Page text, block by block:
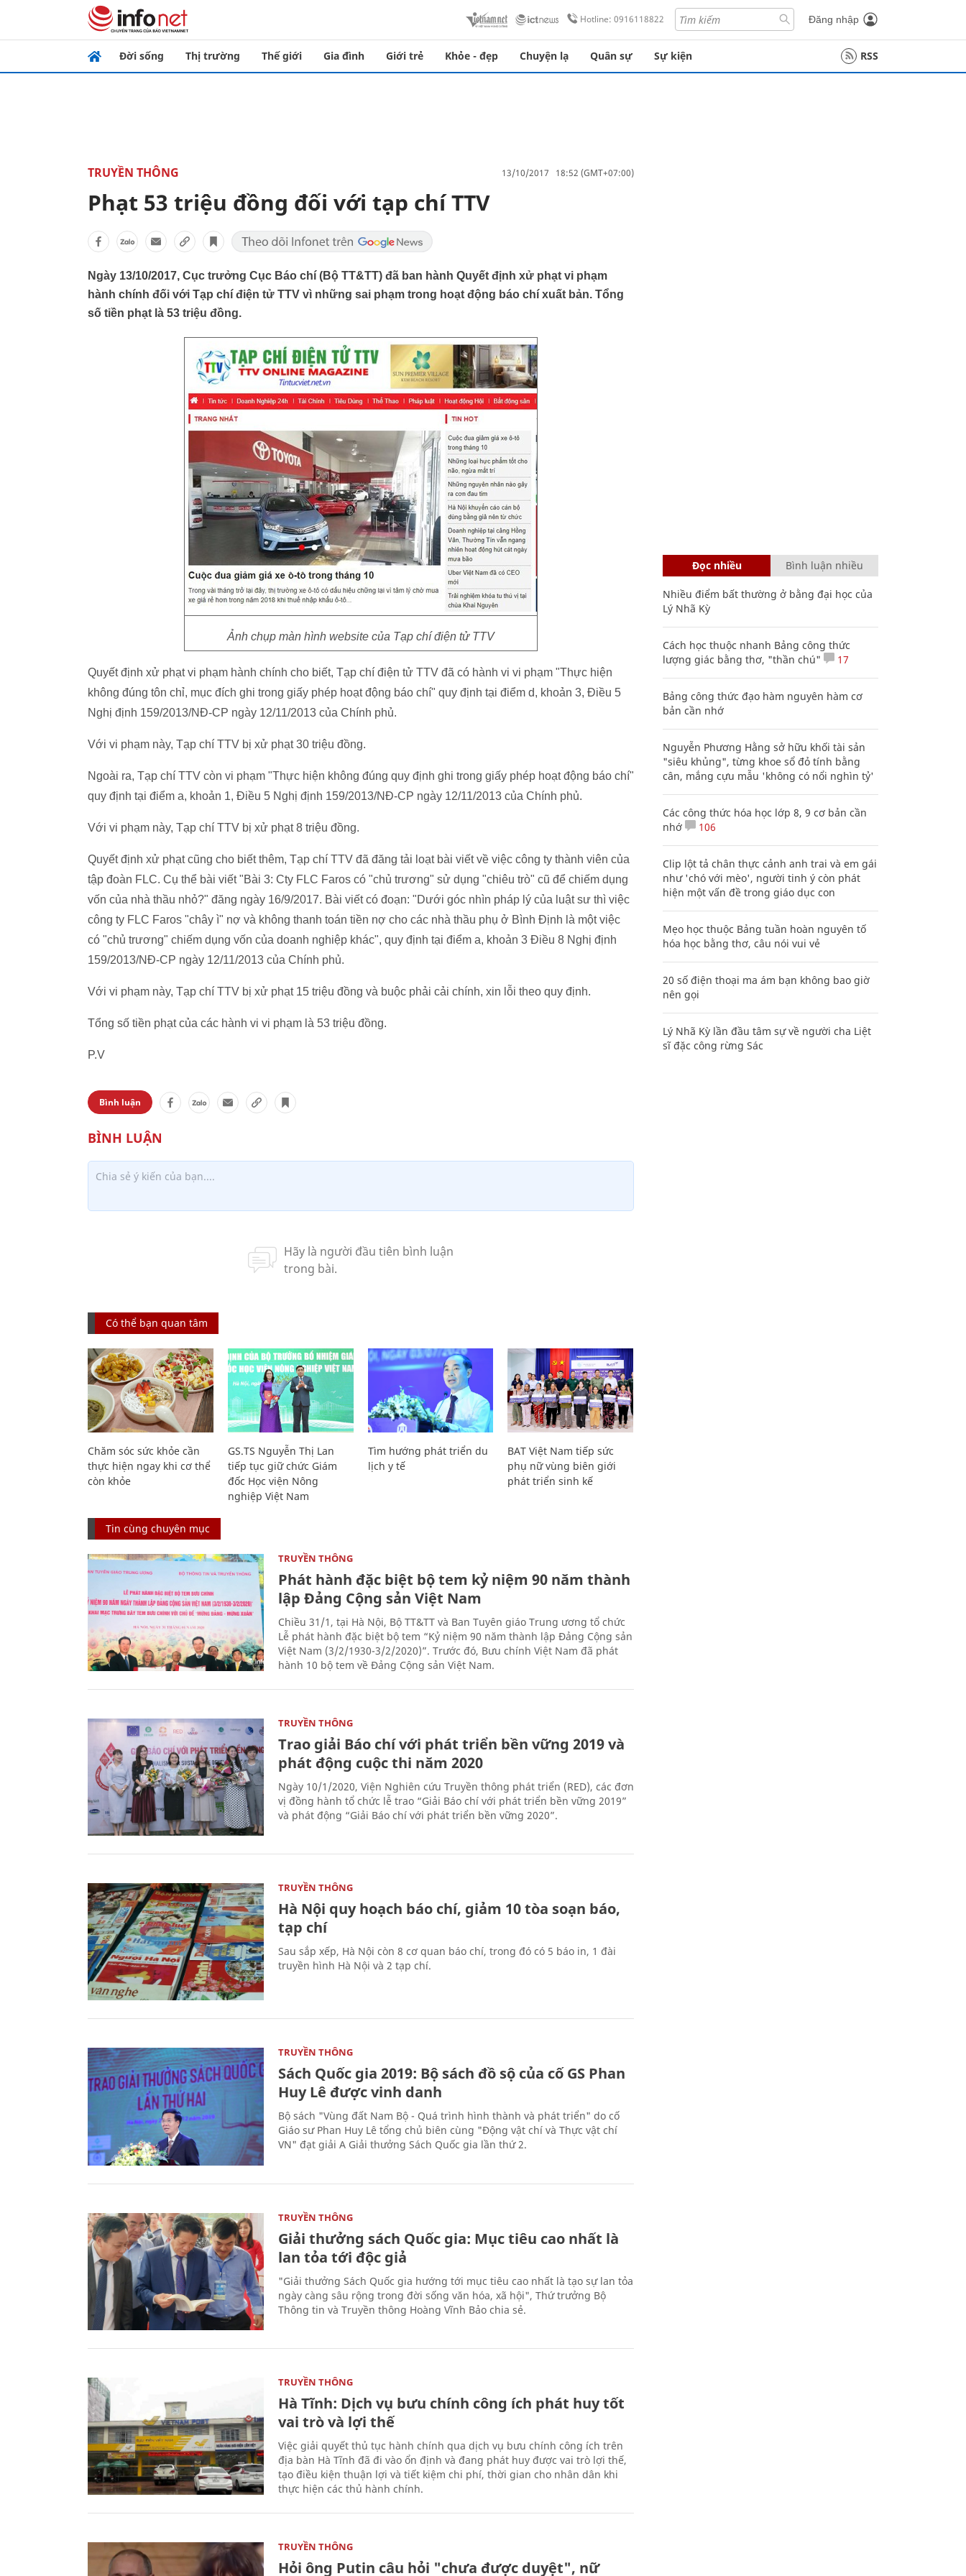
Hotline: 0916118822 Đăng nhập
Đời sống Thị trường Thế giới Gia đình Giới trẻ Khỏe - đẹp Chuyện lạ Quân sự Sự kiện RSS
TRUYỀN THÔNG 13/10/2017 18:52 (GMT+07:00)
Phạt 53 triệu đồng đối với tạp chí TTV
Ngày 13/10/2017, Cục trưởng Cục Báo chí (Bộ TT&TT) đã ban hành Quyết định xử phạt vi phạm
hành chính đối với Tạp chí điện tử TTV vì những sai phạm trong hoạt động báo chí xuất bản. Tổng
số tiền phạt là 53 triệu đồng.
Ảnh chụp màn hình website của Tạp chí điện tử TTV
Quyết định xử phạt vi phạm hành chính cho biết, Tạp chí điện tử TTV đã có hành vi vi phạm "Thực hiện
không đúng tôn chỉ, mục đích ghi trong giấy phép hoạt động báo chí" quy định tại điểm d, khoản 3, Điều 5
Nghị định 159/2013/NĐ-CP ngày 12/11/2013 của Chính phủ.
Với vi phạm này, Tạp chí TTV bị xử phạt 30 triệu đồng.
Ngoài ra, Tạp chí TTV còn vi phạm "Thực hiện không đúng quy định ghi trong giấy phép hoạt động báo chí"
quy định tại điểm a, khoản 1, Điều 5 Nghị định 159/2013/NĐ-CP ngày 12/11/2013 của Chính phủ.
Với vi phạm này, Tạp chí TTV bị xử phạt 8 triệu đồng.
Quyết định xử phạt cũng cho biết thêm, Tạp chí TTV đã đăng tải loạt bài viết về việc công ty thành viên của
tập đoàn FLC. Cụ thể bài viết "Bài 3: Cty FLC Faros có "chủ trương" sử dụng "chiêu trò" cũ để chiếm dụng
vốn của nhà thầu nhỏ?" đăng ngày 16/9/2017. Bài viết có đoạn: "Dưới góc nhìn pháp lý của luật sư thì việc
công ty FLC Faros "chây ì" nợ và không thanh toán tiền nợ cho các nhà thầu phụ ở Bình Định là một việc
có "chủ trương" chiếm dụng vốn của doanh nghiệp khác", quy định tại điểm a, khoản 3 Điều 8 Nghị định
159/2013/NĐ-CP ngày 12/11/2013 của Chính phủ.
Với vi phạm này, Tạp chí TTV bị xử phạt 15 triệu đồng và buộc phải cải chính, xin lỗi theo quy định.
Tổng số tiền phạt của các hành vi vi phạm là 53 triệu đồng.
P.V
Bình luận
Có thể bạn quan tâm
Chăm sóc sức khỏe cần
thực hiện ngay khi cơ thể
còn khỏe
GS.TS Nguyễn Thị Lan
tiếp tục giữ chức Giám
đốc Học viện Nông
nghiệp Việt Nam
Tìm hướng phát triển du
lịch y tế
BAT Việt Nam tiếp sức
phụ nữ vùng biên giới
phát triển sinh kế
Tin cùng chuyên mục
TRUYỀN THÔNG
Phát hành đặc biệt bộ tem kỷ niệm 90 năm thành
lập Đảng Cộng sản Việt Nam
Chiều 31/1, tại Hà Nội, Bộ TT&TT và Ban Tuyên giáo Trung ương tổ chức
Lễ phát hành đặc biệt bộ tem “Kỷ niệm 90 năm thành lập Đảng Cộng sản
Việt Nam (3/2/1930-3/2/2020)”. Trước đó, Bưu chính Việt Nam đã phát
hành 10 bộ tem về Đảng Cộng sản Việt Nam.
TRUYỀN THÔNG
Trao giải Báo chí với phát triển bền vững 2019 và
phát động cuộc thi năm 2020
Ngày 10/1/2020, Viện Nghiên cứu Truyền thông phát triển (RED), các đơn
vị đồng hành tổ chức lễ trao “Giải Báo chí với phát triển bền vững 2019”
và phát động “Giải Báo chí với phát triển bền vững 2020”.
TRUYỀN THÔNG
Hà Nội quy hoạch báo chí, giảm 10 tòa soạn báo,
tạp chí
Sau sắp xếp, Hà Nội còn 8 cơ quan báo chí, trong đó có 5 báo in, 1 đài
truyền hình Hà Nội và 2 tạp chí.
TRUYỀN THÔNG
Sách Quốc gia 2019: Bộ sách đồ sộ của cố GS Phan
Huy Lê được vinh danh
Bộ sách "Vùng đất Nam Bộ - Quá trình hình thành và phát triển" do cố
Giáo sư Phan Huy Lê tổng chủ biên cùng "Động vật chí và Thực vật chí
VN" đạt giải A Giải thưởng Sách Quốc gia lần thứ 2.
TRUYỀN THÔNG
Giải thưởng sách Quốc gia: Mục tiêu cao nhất là
lan tỏa tới độc giả
"Giải thưởng Sách Quốc gia hướng tới mục tiêu cao nhất là tạo sự lan tỏa
ngày càng sâu rộng trong đời sống văn hóa, xã hội", Thứ trưởng Bộ
Thông tin và Truyền thông Hoàng Vĩnh Bảo chia sẻ.
TRUYỀN THÔNG
Hà Tĩnh: Dịch vụ bưu chính công ích phát huy tốt
vai trò và lợi thế
Việc giải quyết thủ tục hành chính qua dịch vụ bưu chính công ích trên
địa bàn Hà Tĩnh đã đi vào ổn định và đang phát huy được vai trò lợi thế,
tạo điều kiện thuận lợi và tiết kiệm chi phí, thời gian cho nhân dân khi
thực hiện các thủ hành chính.
TRUYỀN THÔNG
Hỏi ông Putin câu hỏi "chưa được duyệt", nữ
Đọc nhiều Bình luận nhiều
Nhiều điểm bất thường ở bằng đại học của
Lý Nhã Kỳ
Cách học thuộc nhanh Bảng công thức
lượng giác bằng thơ, "thần chú"
17
Bảng công thức đạo hàm nguyên hàm cơ
bản cần nhớ
Nguyễn Phương Hằng sở hữu khối tài sản
"siêu khủng", từng khoe sổ đỏ tính bằng
cân, mắng cựu mẫu 'không có nổi nghìn tỷ'
Các công thức hóa học lớp 8, 9 cơ bản cần
nhớ
106
Clip lột tả chân thực cảnh anh trai và em gái
như 'chó với mèo', người tinh ý còn phát
hiện một vấn đề trong giáo dục con
Mẹo học thuộc Bảng tuần hoàn nguyên tố
hóa học bằng thơ, câu nói vui vẻ
20 số điện thoại ma ám bạn không bao giờ
nên gọi
Lý Nhã Kỳ lần đầu tâm sự về người cha Liệt
sĩ đặc công rừng Sác